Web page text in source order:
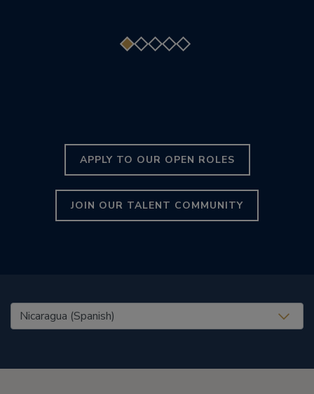
APPLY TO OUR OPEN ROLES
JOIN OUR TALENT COMMUNITY
United States (EN)